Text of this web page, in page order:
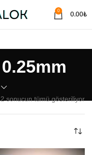
0
0.00₺
2 sonucun tümü gösteriliyor